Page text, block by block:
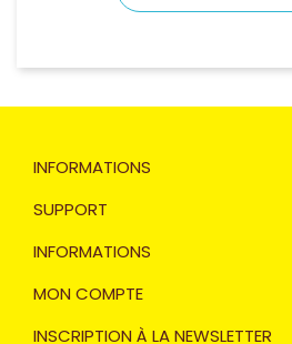
INFORMATIONS
SUPPORT
INFORMATIONS
MON COMPTE
INSCRIPTION À LA NEWSLETTER